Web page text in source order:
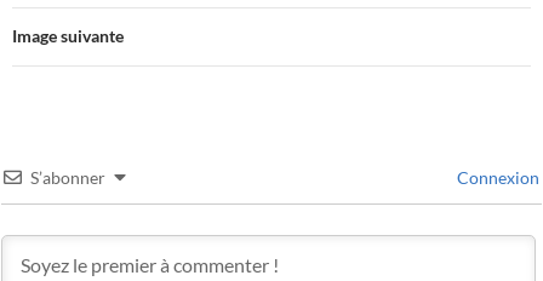
Image suivante
S’abonner Connexion